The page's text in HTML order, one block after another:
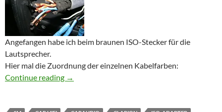
Angefangen habe ich beim braunen ISO-Stecker für die
Lautsprecher.
Hier mal die Zuordnung der einzelnen Kabelfarben:
Continue reading Seat Leon 1M ISO-Stecker Restauration
→